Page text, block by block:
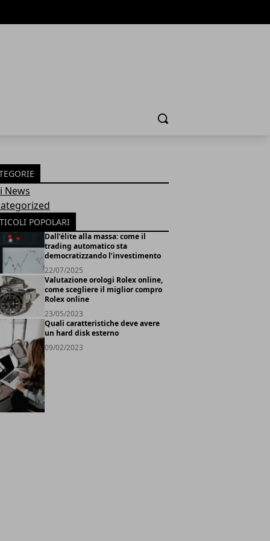
Cerca
News
POPOLARI
Dall’élite alla massa: come il
trading automatico sta
democratizzando l’investimento
22/07/2025
Valutazione orologi Rolex online,
come scegliere il miglior compro
Rolex online
23/05/2023
Quali caratteristiche deve avere
un hard disk esterno
09/02/2023